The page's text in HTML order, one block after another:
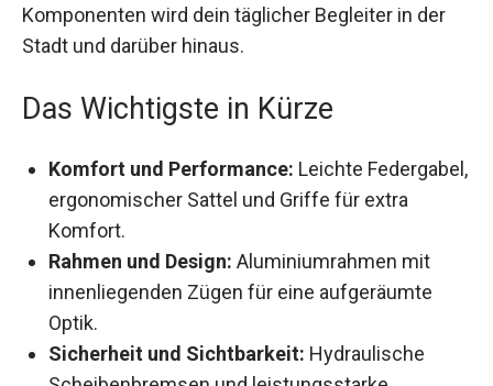
Stadt und darüber hinaus.
Das Wichtigste in Kürze
Federgabel, ergonomischer Sattel und Griffe
für extra Komfort.
Rahmen und Design:
innenliegenden Zügen für eine aufgeräumte
Optik.
Sicherheit und Sichtbarkeit:
Scheibenbremsen und leistungsstarke